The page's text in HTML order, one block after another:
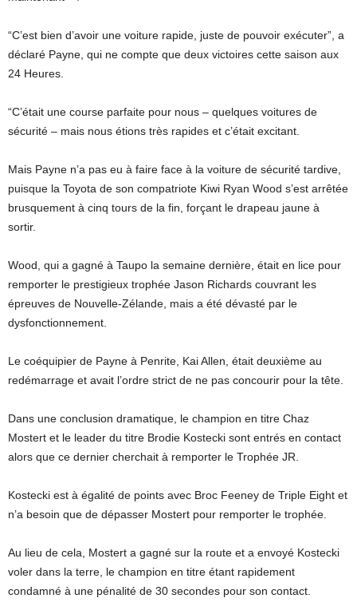
“C’est bien d’avoir une voiture rapide, juste de pouvoir exécuter”, a
déclaré Payne, qui ne compte que deux victoires cette saison aux
24 Heures.
“C’était une course parfaite pour nous – quelques voitures de
sécurité – mais nous étions très rapides et c’était excitant.
Mais Payne n’a pas eu à faire face à la voiture de sécurité tardive,
puisque la Toyota de son compatriote Kiwi Ryan Wood s’est arrêtée
brusquement à cinq tours de la fin, forçant le drapeau jaune à
sortir.
Wood, qui a gagné à Taupo la semaine dernière, était en lice pour
remporter le prestigieux trophée Jason Richards couvrant les
épreuves de Nouvelle-Zélande, mais a été dévasté par le
dysfonctionnement.
Le coéquipier de Payne à Penrite, Kai Allen, était deuxième au
redémarrage et avait l’ordre strict de ne pas concourir pour la tête.
Dans une conclusion dramatique, le champion en titre Chaz
Mostert et le leader du titre Brodie Kostecki sont entrés en contact
alors que ce dernier cherchait à remporter le Trophée JR.
Kostecki est à égalité de points avec Broc Feeney de Triple Eight et
n’a besoin que de dépasser Mostert pour remporter le trophée.
Au lieu de cela, Mostert a gagné sur la route et a envoyé Kostecki
voler dans la terre, le champion en titre étant rapidement
condamné à une pénalité de 30 secondes pour son contact.